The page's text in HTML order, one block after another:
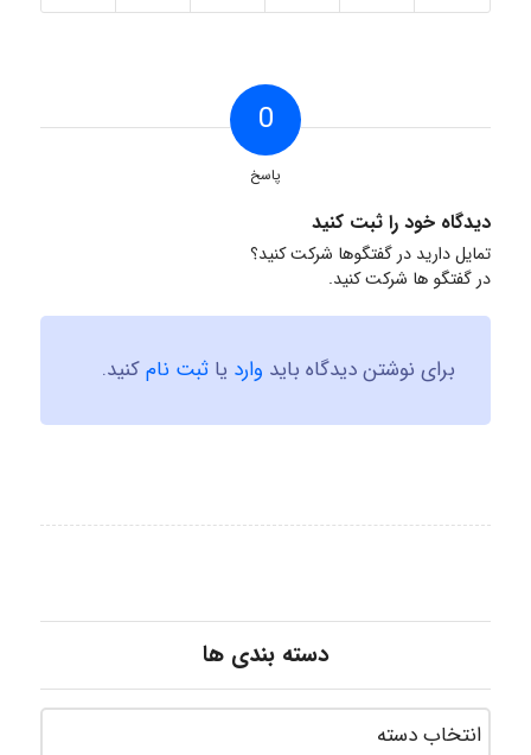
0
پاسخ
دیدگاه خود را ثبت کنید
تمایل دارید در گفتگوها شرکت کنید؟
در گفتگو ها شرکت کنید.
برای نوشتن دیدگاه باید وارد یا ثبت نامکنید.
دسته بندی ها